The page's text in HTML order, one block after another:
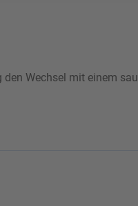
Wechsel mit einem